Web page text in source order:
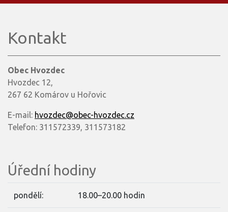
Kontakt
Obec Hvozdec
Hvozdec 12,
267 62 Komárov u Hořovic
E-mail: hvozdec@obec-hvozdec.cz
Telefon: 311572339, 311573182
Úřední hodiny
pondělí: 18.00–20.00 hodin